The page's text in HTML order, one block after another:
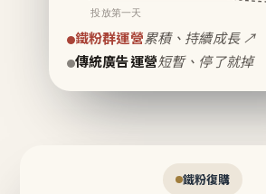
投放第一天
鐵粉群運營累積、持續成長 ↗
傳統廣告運營短暫、停了就掉
鐵粉復購